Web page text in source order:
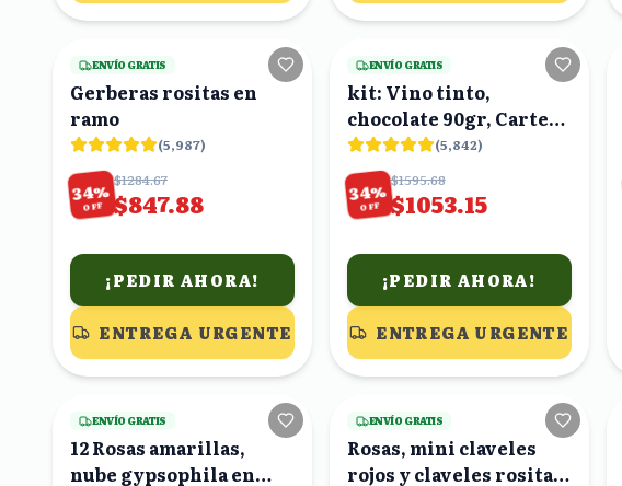
24viendo
ENVÍO GRATIS
Gerberas rositas en
ramo
(5,987)
34%
OFF
$1284.67
$847.88
¡PEDIR AHORA!
ENTREGA URGENTE
23viendo
ENVÍO GRATIS
kit: Vino tinto,
chocolate 90gr, Cartera
caballero y fotografía
en caja
(5,842)
34%
OFF
$1595.68
$1053.15
¡PEDIR AHORA!
ENTREGA URGENTE
24viendo
ENVÍO GRATIS
12 Rosas amarillas,
nube gypsophila en
20viendo
ENVÍO GRATIS
Rosas, mini claveles
rojos y claveles rositas